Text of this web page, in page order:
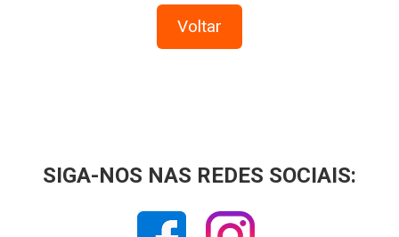
Voltar
SIGA-NOS NAS REDES SOCIAIS: